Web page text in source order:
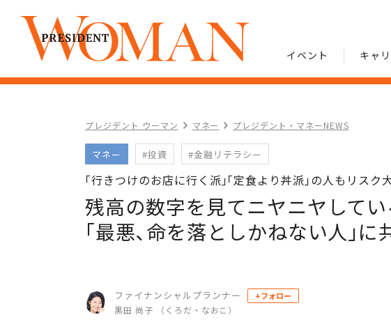
イベント キャ
プレジデント ウーマン マネー プレジデント・マネーNEWS
マネー #投資 #金融リテラシー
｢行きつけのお店に行く派｣｢定食より丼派｣の人もリスク
残高の数字を見てニヤニヤして
｢最悪､命を落としかねない人｣に
ファイナンシャルプランナー
黒田 尚子 （くろだ・なおこ）
+フォロー